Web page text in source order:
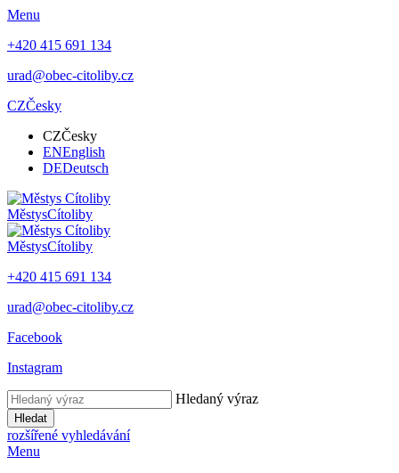
Menu
+420 415 691 134
urad@obec-citoliby.cz
CZČesky
CZČesky
ENEnglish
DEDeutsch
MěstysCítoliby
MěstysCítoliby
+420 415 691 134
urad@obec-citoliby.cz
Facebook
Instagram
Hledaný výraz
Hledat
rozšířené vyhledávání
Menu